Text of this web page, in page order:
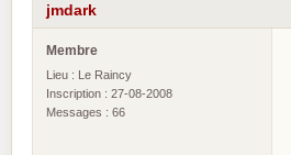
jmdark
Membre
Lieu : Le Raincy
Inscription : 27-08-2008
Messages : 66